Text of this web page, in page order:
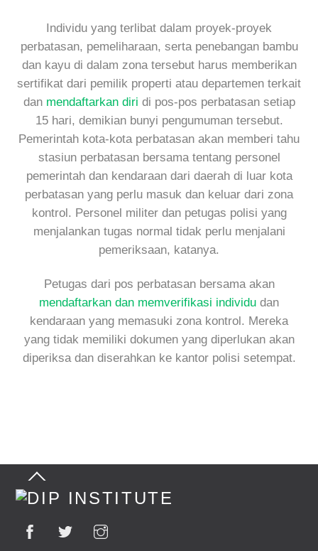
Individu yang terlibat dalam proyek-proyek
perbatasan, pemeliharaan, serta penebangan bambu
dan kayu di dalam zona tersebut harus memberikan
sertifikat dari pemilik properti atau departemen terkait
dan mendaftarkan diri di pos-pos perbatasan setiap
15 hari, demikian bunyi pengumuman tersebut.
Pemerintah kota-kota perbatasan akan memberi tahu
stasiun perbatasan bersama tentang personel
pemerintah dan kendaraan dari daerah di luar kota
perbatasan yang perlu masuk dan keluar dari zona
kontrol. Personel militer dan petugas polisi yang
menjalankan tugas normal tidak perlu menjalani
pemeriksaan, katanya.
Petugas dari pos perbatasan bersama akan
mendaftarkan dan memverifikasi individu dan
kendaraan yang memasuki zona kontrol. Mereka
yang tidak memiliki dokumen yang diperlukan akan
diperiksa dan diserahkan ke kantor polisi setempat.
Back
Top